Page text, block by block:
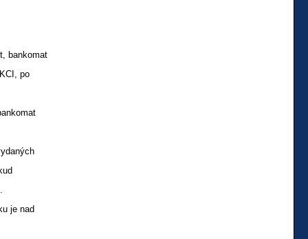
bankomat
po
je nad